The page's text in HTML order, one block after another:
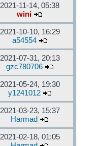
2021-11-14, 05:38
wini
2021-10-10, 16:29
a54554
2021-07-31, 20:13
gzc780706
2021-05-24, 19:30
y1241012
2021-03-23, 15:37
Harmad
2021-02-18, 01:05